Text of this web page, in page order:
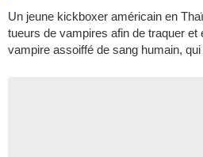
Un jeune kickboxer américain en
tueurs de vampires afin de traquer et
vampire assoiffé de sang humain,